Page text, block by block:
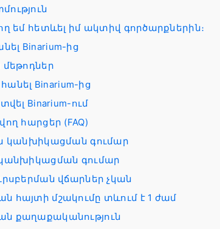
եմ հետևել իմ ակտիվ գործարքներին։
Binarium-ից
Binarium-ից
Binarium-ում
հարցեր (FAQ)
կանխիկացման գումար
գումար
վճարներ չկան
հայտի մշակումը տևում է 1 ժամ
քաղաքականություն